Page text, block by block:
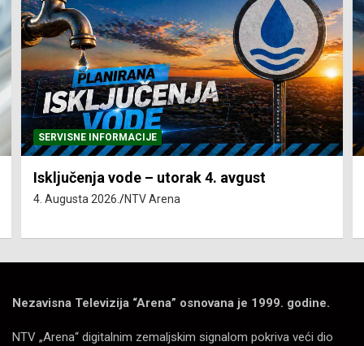
SERVISNE INFORMACIJE
Isključenja vode – utorak 4. avgust
4. Augusta 2026. NTV Arena
Nezavisna Televizija “Arena” osnovana je 1999. godine.
NTV „Arena“ digitalnim zemaljskim signalom pokriva veći dio